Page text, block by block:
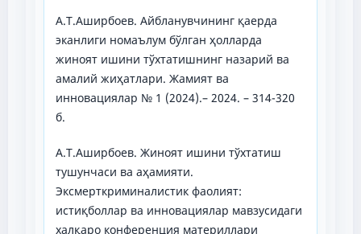
А.Т.Аширбоев. Айбланувчининг қаерда
эканлиги номаълум бўлган ҳолларда
жиноят ишини тўхтатишнинг назарий ва
амалий жиҳатлари. Жамият ва
инновациялар № 1 (2024).– 2024. – 314-320
б.
А.Т.Аширбоев. Жиноят ишини тўхтатиш
тушунчаси ва аҳамияти.
Эксмерткриминалистик фаолият:
истиқболлар ва инновациялар мавзусидаги
халқаро конференция материллари